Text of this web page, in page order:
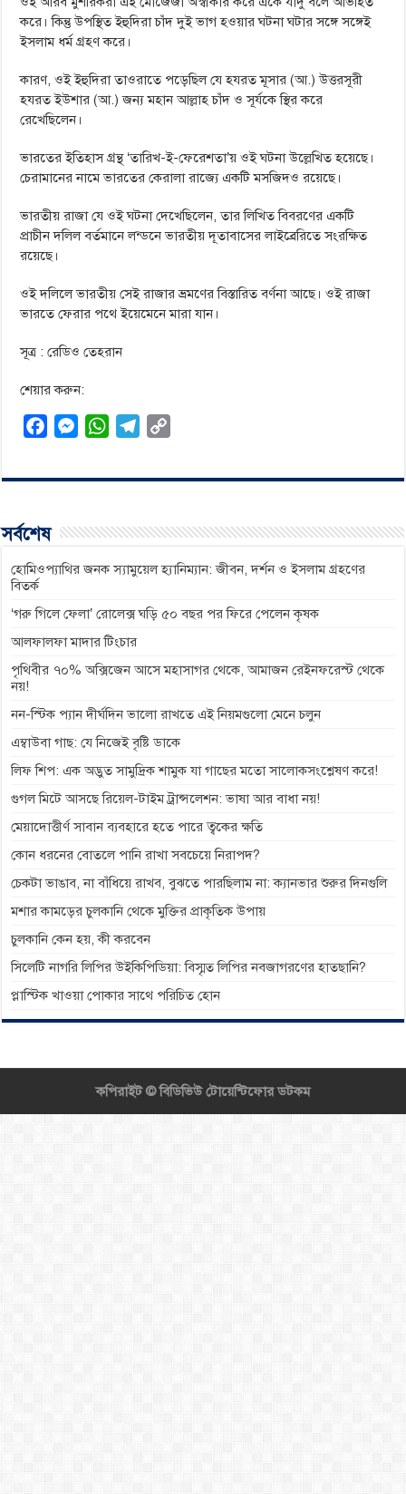
করে। কিন্তু উপস্থিত ইহুদিরা চাঁদ দুই ভাগ হওয়ার ঘটনা ঘটার সঙ্গে সঙ্গেই
ইসলাম ধর্ম গ্রহণ করে।
কারণ, ওই ইহুদিরা তাওরাতে পড়েছিল যে হযরত মূসার (আ.) উত্তরসূরী
হযরত ইউশার (আ.) জন্য মহান আল্লাহ চাঁদ ও সূর্যকে স্থির করে
রেখেছিলেন।
ভারতের ইতিহাস গ্রন্থ ‘তারিখ-ই-ফেরেশতা’য় ওই ঘটনা উল্লেখিত হয়েছে।
চেরামানের নামে ভারতের কেরালা রাজ্যে একটি মসজিদও রয়েছে।
ভারতীয় রাজা যে ওই ঘটনা দেখেছিলেন, তার লিখিত বিবরণের একটি
প্রাচীন দলিল বর্তমানে লন্ডনে ভারতীয় দূতাবাসের লাইব্রেরিতে সংরক্ষিত
রয়েছে।
ওই দলিলে ভারতীয় সেই রাজার ভ্রমণের বিস্তারিত বর্ণনা আছে। ওই রাজা
ভারতে ফেরার পথে ইয়েমেনে মারা যান।
সূত্র : রেডিও তেহরান
শেয়ার করুন:
o
o
M
n
g
r
W
A
p
r
a
i
n
সর্বশেষ
হোমিওপ্যাথির জনক স্যামুয়েল হ্যানিম্যান: জীবন, দর্শন ও ইসলাম গ্রহণের
বিতর্ক
‘গরু গিলে ফেলা’ রোলেক্স ঘড়ি ৫০ বছর পর ফিরে পেলেন কৃষক
আলফালফা মাদার টিংচার
পৃথিবীর ৭০% অক্সিজেন আসে মহাসাগর থেকে, আমাজন রেইনফরেস্ট থেকে
নয়!
নন-স্টিক প্যান দীর্ঘদিন ভালো রাখতে এই নিয়মগুলো মেনে চলুন
এম্বাউবা গাছ: যে নিজেই বৃষ্টি ডাকে
লিফ শিপ: এক অদ্ভুত সামুদ্রিক শামুক যা গাছের মতো সালোকসংশ্লেষণ করে!
গুগল মিটে আসছে রিয়েল-টাইম ট্রান্সলেশন: ভাষা আর বাধা নয়!
মেয়াদোত্তীর্ণ সাবান ব্যবহারে হতে পারে ত্বকের ক্ষতি
কোন ধরনের বোতলে পানি রাখা সবচেয়ে নিরাপদ?
চেকটা ভাঙাব, না বাঁধিয়ে রাখব, বুঝতে পারছিলাম না: ক্যানভার শুরুর দিনগুলি
মশার কামড়ের চুলকানি থেকে মুক্তির প্রাকৃতিক উপায়
চুলকানি কেন হয়, কী করবেন
সিলেটি নাগরি লিপির উইকিপিডিয়া: বিস্মৃত লিপির নবজাগরণের হাতছানি?
প্লাস্টিক খাওয়া পোকার সাথে পরিচিত হোন
কপিরাইট ©বিডিভিউ টোয়েন্টিফোর ডটকম